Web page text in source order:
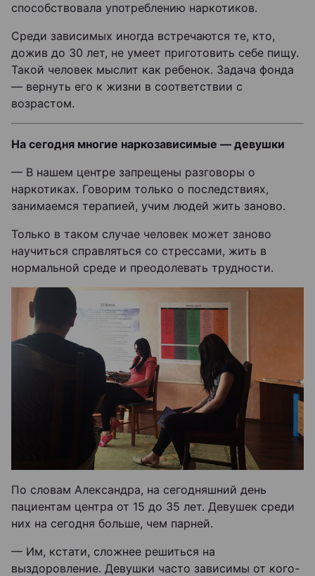
способствовала употреблению наркотиков.
Среди зависимых иногда встречаются те, кто,
дожив до 30 лет, не умеет приготовить себе пищу.
Такой человек мыслит как ребенок. Задача фонда
— вернуть его к жизни в соответствии с
возрастом.
На сегодня многие наркозависимые — девушки
— В нашем центре запрещены разговоры о
наркотиках. Говорим только о последствиях,
занимаемся терапией, учим людей жить заново.
Только в таком случае человек может заново
научиться справляться со стрессами, жить в
нормальной среде и преодолевать трудности.
По словам Александра, на сегодняшний день
пациентам центра от 15 до 35 лет. Девушек среди
них на сегодня больше, чем парней.
— Им, кстати, сложнее решиться на
выздоровление. Девушки часто зависимы от кого-